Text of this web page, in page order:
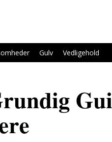
Gulv Vedligehold